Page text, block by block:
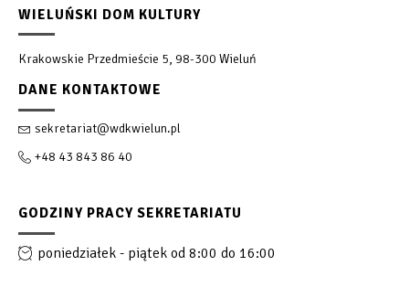
WIELUŃSKI DOM KULTURY
Krakowskie Przedmieście 5, 98-300 Wieluń
DANE KONTAKTOWE
sekretariat@wdkwielun.pl
+48 43 843 86 40
GODZINY PRACY SEKRETARIATU
poniedziałek - piątek od 8:00 do 16:00